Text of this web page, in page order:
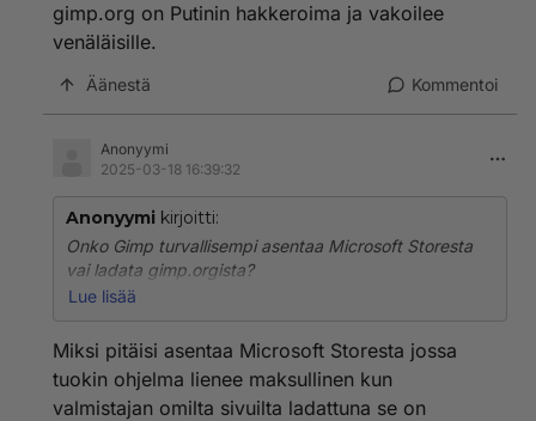
gimp.org on Putinin hakkeroima ja vakoilee
venäläisille.
Äänestä Kommentoi
Anonyymi
2025-03-18 16:39:32
Anonyymi kirjoitti:
Onko Gimp turvallisempi asentaa Microsoft Storesta
vai ladata gimp.orgista?
asentamia vakoiluohjelmia, mutta gimp.org on Putinin
hakkeroima ja vakoilee venäläisille.
Lue lisää
Miksi pitäisi asentaa Microsoft Storesta jossa
tuokin ohjelma lienee maksullinen kun
valmistajan omilta sivuilta ladattuna se on